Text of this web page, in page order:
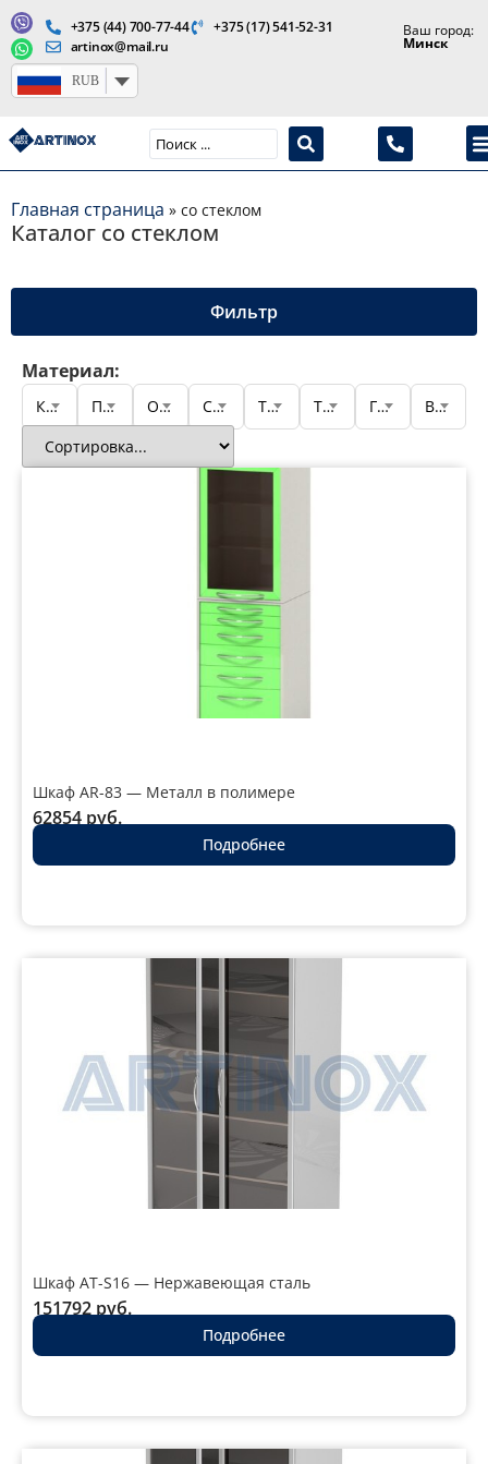
Главная страница » со стеклом
Каталог со стеклом
Фильтр
Материал:
Количество секций Подтип шкафа Основание Специализация Тип конструкции Тип содержимого Глубина Высота
Шкаф AR-83 — Металл в полимере
62854 руб.
Подробнее
Шкаф AT-S16 — Нержавеющая сталь
151792 руб.
Подробнее
+375 (44) 700-77-44
+375 (17) 541-52-31
artinox@mail.ru
Ваш город:
Минск
RUB
Производство медицинской продукции и